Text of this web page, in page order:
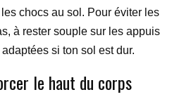
chocs au sol. Pour éviter les
à rester souple sur les appuis
si ton sol est dur.
le haut du corps